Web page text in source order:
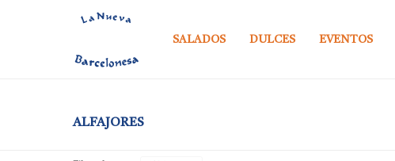
SALADOS DULCES EVENTOS
ALFAJORES